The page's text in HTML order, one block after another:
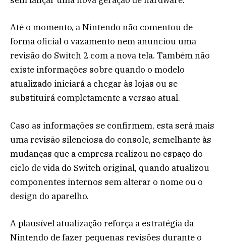
Até o momento, a Nintendo não comentou de
forma oficial o vazamento nem anunciou uma
revisão do Switch 2 com a nova tela. Também não
existe informações sobre quando o modelo
atualizado iniciará a chegar às lojas ou se
substituirá completamente a versão atual.
Caso as informações se confirmem, esta será mais
uma revisão silenciosa do console, semelhante às
mudanças que a empresa realizou no espaço do
ciclo de vida do Switch original, quando atualizou
componentes internos sem alterar o nome ou o
design do aparelho.
A plausível atualização reforça a estratégia da
Nintendo de fazer pequenas revisões durante o